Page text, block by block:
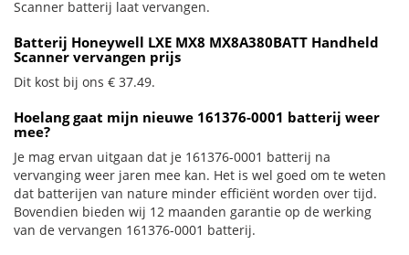
Scanner batterij laat vervangen.
Batterij Honeywell LXE MX8 MX8A380BATT Handheld
Scanner vervangen prijs
Dit kost bij ons € 37.49.
Hoelang gaat mijn nieuwe 161376-0001 batterij weer
mee?
Je mag ervan uitgaan dat je 161376-0001 batterij na
vervanging weer jaren mee kan. Het is wel goed om te weten
dat batterijen van nature minder efficiënt worden over tijd.
Bovendien bieden wij 12 maanden garantie op de werking
van de vervangen 161376-0001 batterij.